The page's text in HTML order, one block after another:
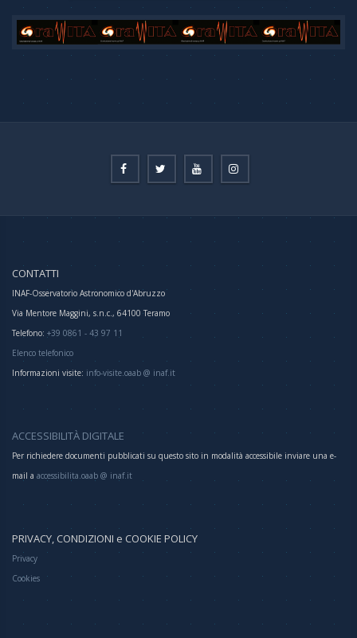
CONTATTI
INAF-Osservatorio Astronomico d'Abruzzo
Via Mentore Maggini, s.n.c., 64100 Teramo
Telefono: +39 0861 - 43 97 11
Elenco telefonico
Informazioni visite: info-visite.oaab @ inaf.it
ACCESSIBILITÀ DIGITALE
Per richiedere documenti pubblicati su questo sito in modalità accessibile inviare una e-
mail a accessibilita.oaab @ inaf.it
PRIVACY, CONDIZIONI e COOKIE POLICY
Privacy
Cookies